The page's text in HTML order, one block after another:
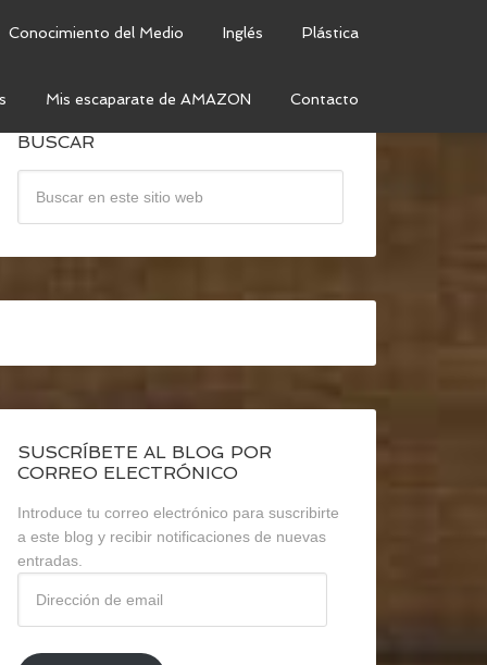
Conocimiento del Medio Inglés Plástica
Mis escaparate de AMAZON Contacto
BUSCAR
SUSCRÍBETE AL BLOG POR
CORREO ELECTRÓNICO
Introduce tu correo electrónico para suscribirte
a este blog y recibir notificaciones de nuevas
entradas.
email